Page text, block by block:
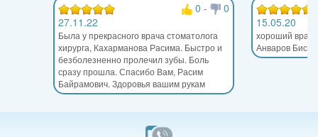
0 -
0
27.11.22
Была у прекрасного врача стоматолога
хирурга, Кахарманова Расима. Быстро и
безболезненно пролечил зубы. Боль
сразу прошла. Спасибо Вам, Расим
Байрамович. Здоровья вашим рукам
15.05.20
хороший врач,
Анваров